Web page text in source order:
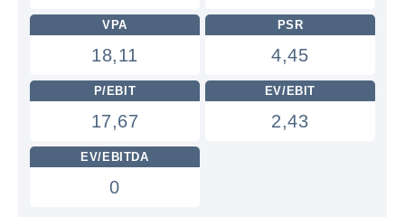
VPA
18,11
PSR
4,45
P/EBIT
17,67
EV/EBIT
2,43
EV/EBITDA
0